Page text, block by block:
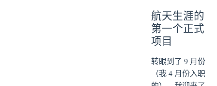
航天生涯的
第一个正式
项目
转眼到了 9 月份
（我 4 月份入职